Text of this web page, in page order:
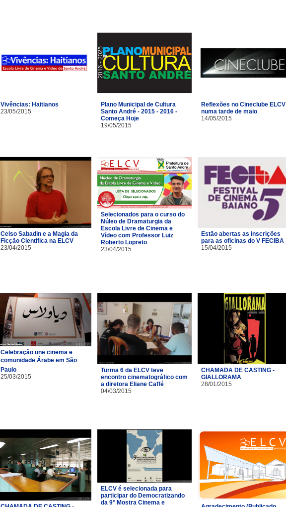
Vivências: Haitianos
23/05/2015
Plano Municipal de Cultura
Santo André - 2015 - 2016 -
Começa Hoje
19/05/2015
Reflexões no Cineclube ELCV
numa tarde de maio
14/05/2015
Celso Sabadin e a Magia da
Ficção Cientifica na ELCV
23/04/2015
Selecionados para o curso do
Núleo de Dramaturgia da
Escola Livre de Cinema e
Vídeo com Professor Luiz
Roberto Lopreto
23/04/2015
Estão abertas as inscrições
para as oficinas do V FECIBA
15/04/2015
Celebração une cinema e
comunidade Árabe em São
Paulo
25/03/2015
Turma 6 da ELCV teve
encontro cinematográfico com
a diretora Eliane Caffé
04/03/2015
CHAMADA DE CASTING -
GIALLORAMA
28/01/2015
ELCV é selecionada para
participar do Democratizando
da 9° Mostra Cinema e